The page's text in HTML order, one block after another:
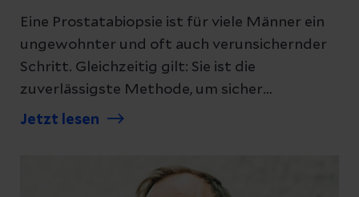
Eine Prostatabiopsie ist für viele Männer ein
ungewohnter und oft auch verunsichernder
Schritt. Gleichzeitig gilt: Sie ist die
zuverlässigste Methode, um sicher
festzustellen, ob Prostatakrebs vorliegt. Wir
nach dem Eingriff beachten sollten.
Jetzt lesen